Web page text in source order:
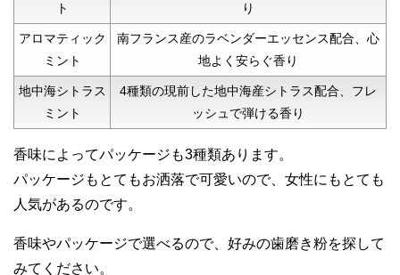
ト
り
アロマティック
ミント
南フランス産のラベンダーエッセンス配合、心
地よく安らぐ香り
地中海シトラス
ミント
4種類の現前した地中海産シトラス配合、フレ
ッシュで弾ける香り
香味によってパッケージも3種類あります。
パッケージもとてもお洒落で可愛いので、女性にもとても
人気があるのです。
香味やパッケージで選べるので、好みの歯磨き粉を探して
みてください。